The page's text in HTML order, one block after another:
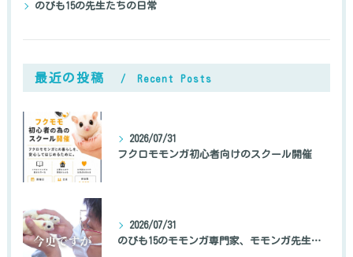
のびも15の先生たちの日常
最近の投稿 Recent Posts
2026/07/31
フクロモモンガ初心者向けのスクール開催
2026/07/31
のびも15のモモンガ専門家、モモンガ先生の自己紹介